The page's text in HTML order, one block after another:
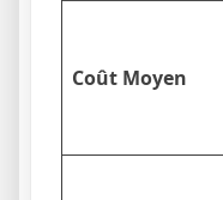
Coût Moyen